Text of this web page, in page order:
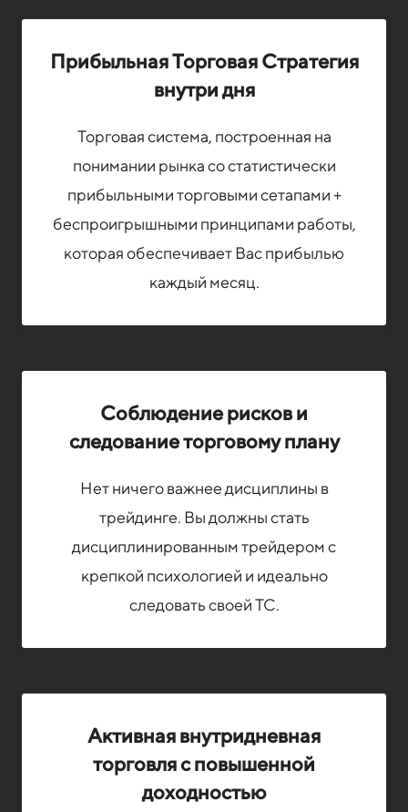
Прибыльная Торговая Стратегия
внутри дня
Торговая система, построенная на
понимании рынка со статистически
прибыльными торговыми сетапами +
беспроигрышными принципами работы,
которая обеспечивает Вас прибылью
каждый месяц.
Соблюдение рисков и
следование торговому плану
Нет ничего важнее дисциплины в
трейдинге. Вы должны стать
дисциплинированным трейдером с
крепкой психологией и идеально
следовать своей ТС.
Активная внутридневная
торговля с повышенной
доходностью